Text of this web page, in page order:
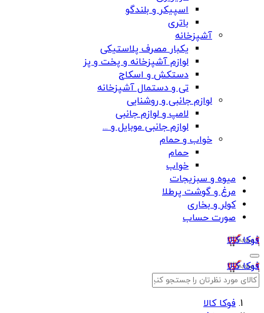
اسپیکر و بلندگو
باتری
آشپزخانه
یکبار مصرف پلاستیکی
لوازم آشپزخانه و پخت و پز
دستکش و اسکاج
تی و دستمال آشپزخانه
لوازم جانبی و روشنایی
لامپ و لوازم جانبی
لوازم جانبی موبایل و ...
خواب و حمام
حمام
خواب
میوه و سبزیجات
مرغ و گوشت پرطلا
کولر و بخاری
صورت حساب
فوکا کالا
فوکا کالا
فوکا کالا